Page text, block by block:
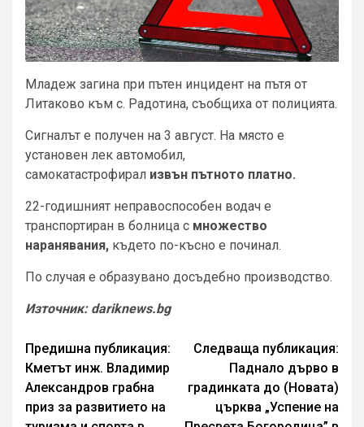
Младеж загина при пътен инцидент на пътя от
Литаково към с. Радотина, съобщиха от полицията.
Сигналът е получен на 3 август. На място е
установен лек автомобил,
самокатастрофирал извън пътното платно.
22-годишният неправоспособен водач е
транспортиран в болница с множество
наранявания, където по-късно е починал.
По случая е образувано досъдебно производство.
Източник: dariknews.bg
Continue
Reading
Предишна публикация:
Кметът инж. Владимир
Александров грабна
приз за развитието на
Следваща публикация:
Паднало дърво в
градинката до (Новата)
църква „Успение на